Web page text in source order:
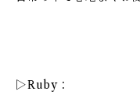
▷Ruby：